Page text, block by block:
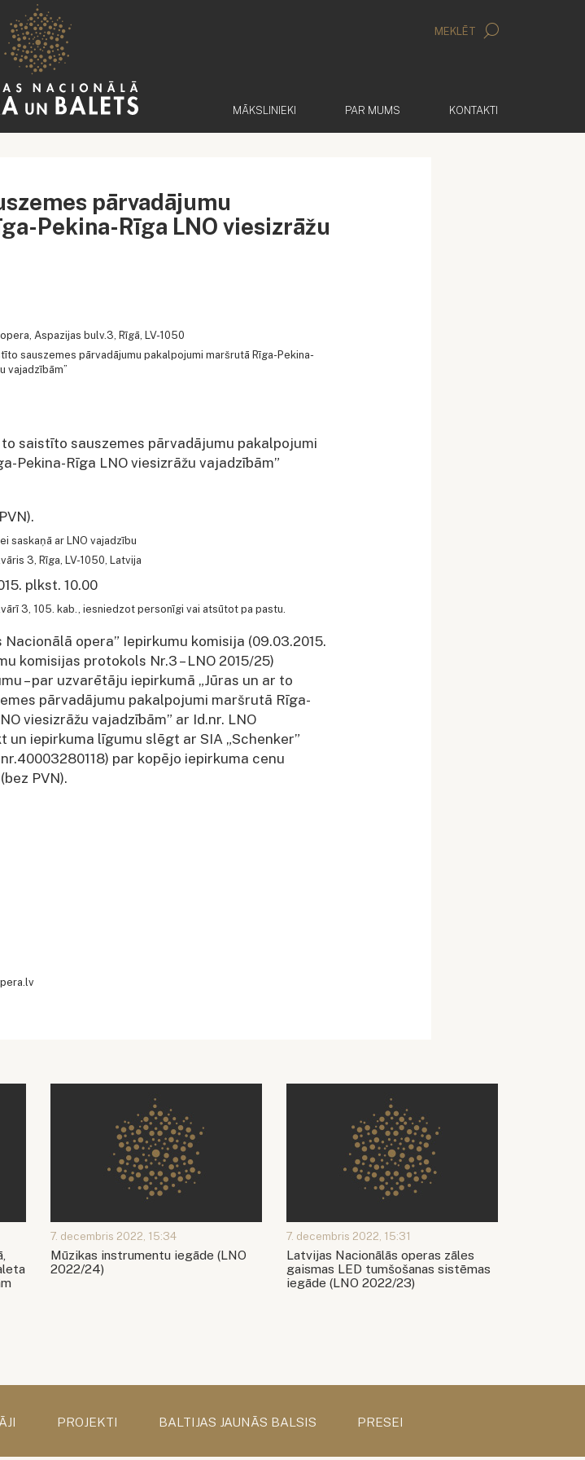
MEKLĒT
MĀKSLINIEKI PAR MUMS KONTAKTI
pārvadājumu
Pekina-Rīga LNO viesizrāžu
Aspazijas bulv.3, Rīgā, LV-1050
sauszemes pārvadājumu pakalpojumi maršrutā Rīga-Pekina-
vajadzībām”
to saistīto sauszemes pārvadājumu pakalpojumi
Pekina-Rīga LNO viesizrāžu vajadzībām”
saskaņā ar LNO vajadzību
3, Rīga, LV-1050, Latvija
plkst. 10.00
3, 105. kab., iesniedzot personīgi vai atsūtot pa pastu.
Nacionālā opera” Iepirkumu komisija (09.03.2015.
komisijas protokols Nr.3 – LNO 2015/25)
– par uzvarētāju iepirkumā „Jūras un ar to
pārvadājumu pakalpojumi maršrutā Rīga-
viesizrāžu vajadzībām” ar Id.nr. LNO
un iepirkuma līgumu slēgt ar SIA „Schenker”
par kopējo iepirkuma cenu
PVN).
7. decembris 2022, 15:34
Mūzikas instrumentu iegāde (LNO
2022/24)
7. decembris 2022, 15:31
Latvijas Nacionālās operas zāles
gaismas LED tumšošanas sistēmas
iegāde (LNO 2022/23)
PROJEKTI BALTIJAS JAUNĀS BALSIS PRESEI